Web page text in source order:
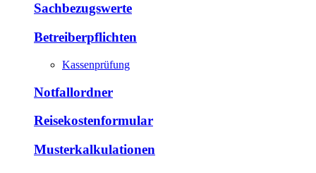
Sachbezugswerte
Betreiberpflichten
Kassenprüfung
Notfallordner
Reisekostenformular
Musterkalkulationen